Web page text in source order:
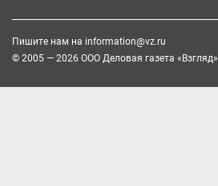
Пишите нам на information@vz.ru
© 2005 — 2026 ООО Деловая газета «Взгляд»